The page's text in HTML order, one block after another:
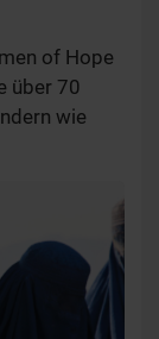
of Hope
über 70
wie